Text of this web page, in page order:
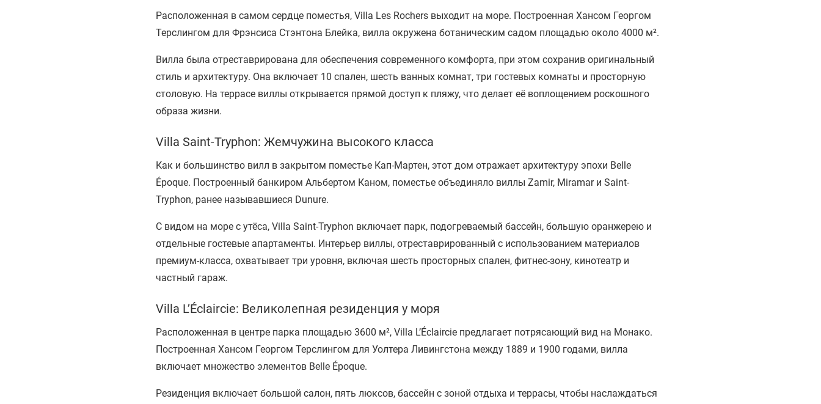
Расположенная в самом сердце поместья, Villa Les Rochers выходит на море. Построенная Хансом Георгом
Терслингом для Фрэнсиса Стэнтона Блейка, вилла окружена ботаническим садом площадью около 4000 м².
Вилла была отреставрирована для обеспечения современного комфорта, при этом сохранив оригинальный
стиль и архитектуру. Она включает 10 спален, шесть ванных комнат, три гостевых комнаты и просторную
столовую. На террасе виллы открывается прямой доступ к пляжу, что делает её воплощением роскошного
образа жизни.
Villa Saint-Tryphon: Жемчужина высокого класса
Как и большинство вилл в закрытом поместье Кап-Мартен, этот дом отражает архитектуру эпохи Belle
Époque. Построенный банкиром Альбертом Каном, поместье объединяло виллы Zamir, Miramar и Saint-
Tryphon, ранее называвшиеся Dunure.
С видом на море с утёса, Villa Saint-Tryphon включает парк, подогреваемый бассейн, большую оранжерею и
отдельные гостевые апартаменты. Интерьер виллы, отреставрированный с использованием материалов
премиум-класса, охватывает три уровня, включая шесть просторных спален, фитнес-зону, кинотеатр и
частный гараж.
Villa L’Éclaircie: Великолепная резиденция у моря
Расположенная в центре парка площадью 3600 м², Villa L’Éclaircie предлагает потрясающий вид на Монако.
Построенная Хансом Георгом Терслингом для Уолтера Ливингстона между 1889 и 1900 годами, вилла
включает множество элементов Belle Époque.
Резиденция включает большой салон, пять люксов, бассейн с зоной отдыха и террасы, чтобы наслаждаться